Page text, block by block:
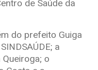
de Saúde da
do prefeito Guiga
a
o